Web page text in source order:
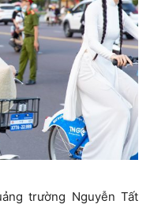
trường Nguyễn Tất